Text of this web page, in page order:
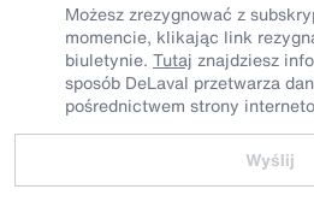
Możesz zrezygnować z
momencie, klikając link
biuletynie. Tutaj znajdziesz
sposób DeLaval przetwarza
pośrednictwem strony
Wyślij